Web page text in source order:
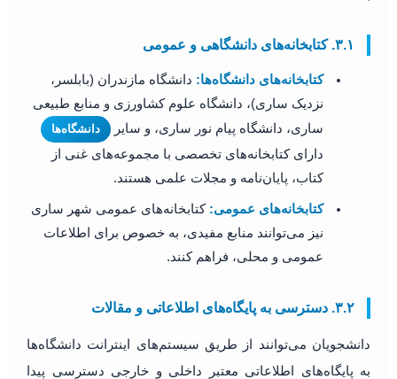
۳.۱. کتابخانه‌های دانشگاهی و عمومی
کتابخانه‌های دانشگاه‌ها: دانشگاه مازندران (بابلسر،
نزدیک ساری)، دانشگاه علوم کشاورزی و منابع طبیعی
ساری، دانشگاه پیام نور ساری، و سایر
دانشگاه‌ها
دارای کتابخانه‌های تخصصی با مجموعه‌های غنی از
کتاب، پایان‌نامه و مجلات علمی هستند.
کتابخانه‌های عمومی: کتابخانه‌های عمومی شهر ساری
نیز می‌توانند منابع مفیدی، به خصوص برای اطلاعات
عمومی و محلی، فراهم کنند.
۳.۲. دسترسی به پایگاه‌های اطلاعاتی و مقالات
دانشجویان می‌توانند از طریق سیستم‌های اینترانت دانشگاه‌ها
به پایگاه‌های اطلاعاتی معتبر داخلی و خارجی دسترسی پیدا